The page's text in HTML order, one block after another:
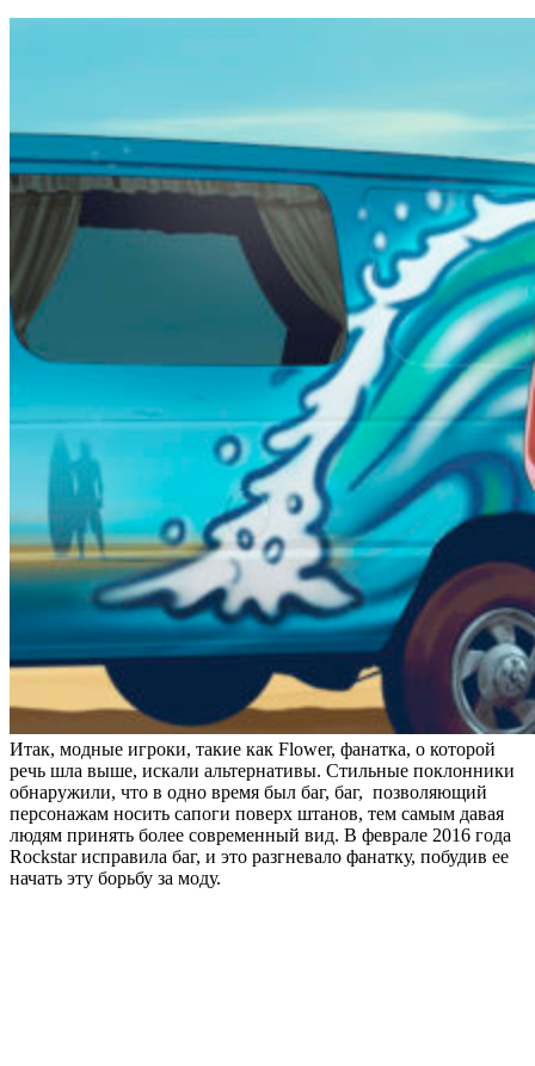
Итак, модные игроки, такие как Flower, фанатка, о которой
речь шла выше, искали альтернативы. Стильные поклонники
обнаружили, что в одно время был баг, баг, позволяющий
персонажам носить сапоги поверх штанов, тем самым давая
людям принять более современный вид. В феврале 2016 года
Rockstar исправила баг, и это разгневало фанатку, побудив ее
начать эту борьбу за моду.